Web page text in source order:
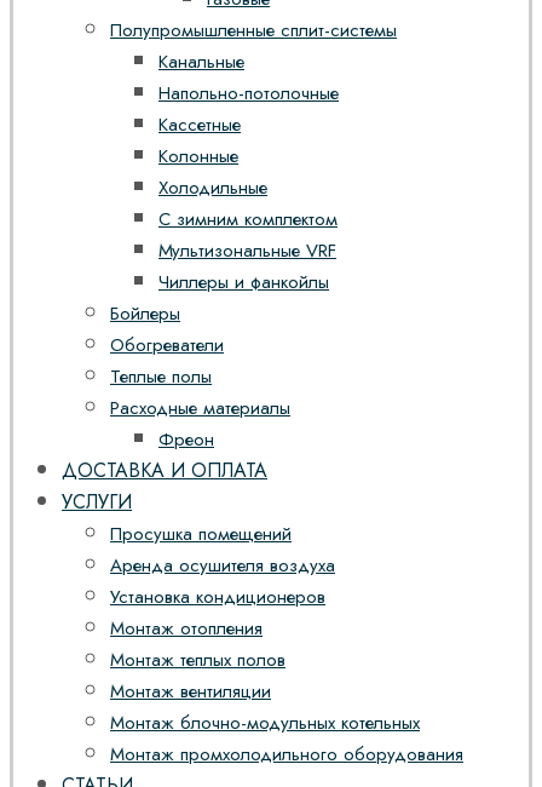
Полупромышленные сплит-системы
Канальные
Напольно-потолочные
Кассетные
Колонные
Холодильные
С зимним комплектом
Мультизональные VRF
Чиллеры и фанкойлы
Бойлеры
Обогреватели
Теплые полы
Расходные материалы
Фреон
ДОСТАВКА И ОПЛАТА
УСЛУГИ
Просушка помещений
Аренда осушителя воздуха
Установка кондиционеров
Монтаж отопления
Монтаж теплых полов
Монтаж вентиляции
Монтаж блочно-модульных котельных
Монтаж промхолодильного оборудования